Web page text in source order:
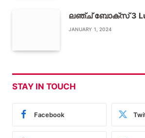
ലഞ്ച് ബോക്സ് 3
JANUARY 1, 2024
STAY IN TOUCH
Facebook